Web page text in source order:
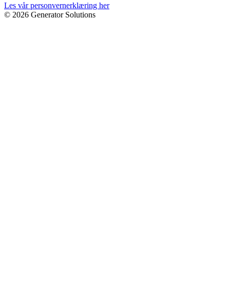
Les vår personvernerklæring her
© 2026 Generator Solutions